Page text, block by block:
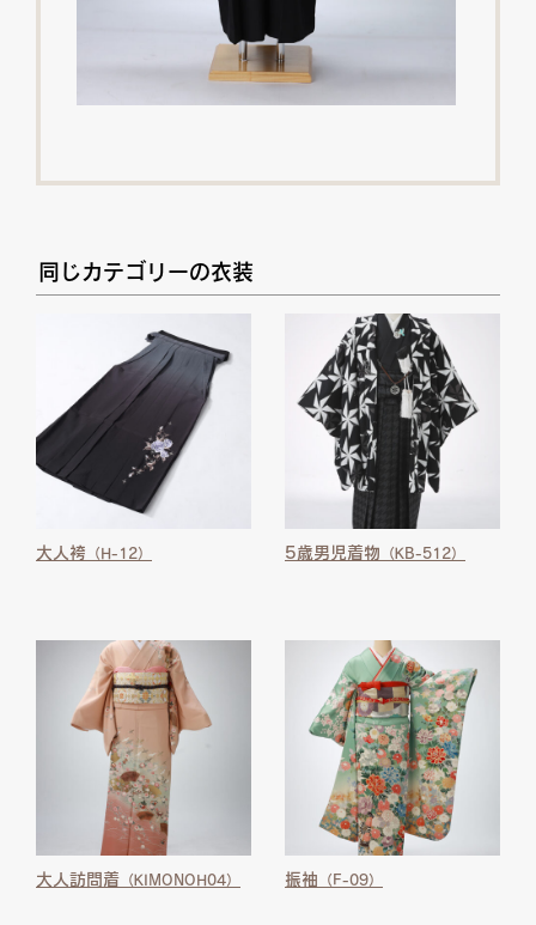
同じカテゴリーの衣装
大人袴 （H-12） 5歳男児着物 （KB-512）
大人訪問着 （KIMONOH04） 振袖 （F-09）